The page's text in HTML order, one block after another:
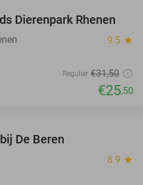
19%
Dierenpark Rhenen
9.5 star
Regulier €31,50
€25,50
De Beren
8.9 star